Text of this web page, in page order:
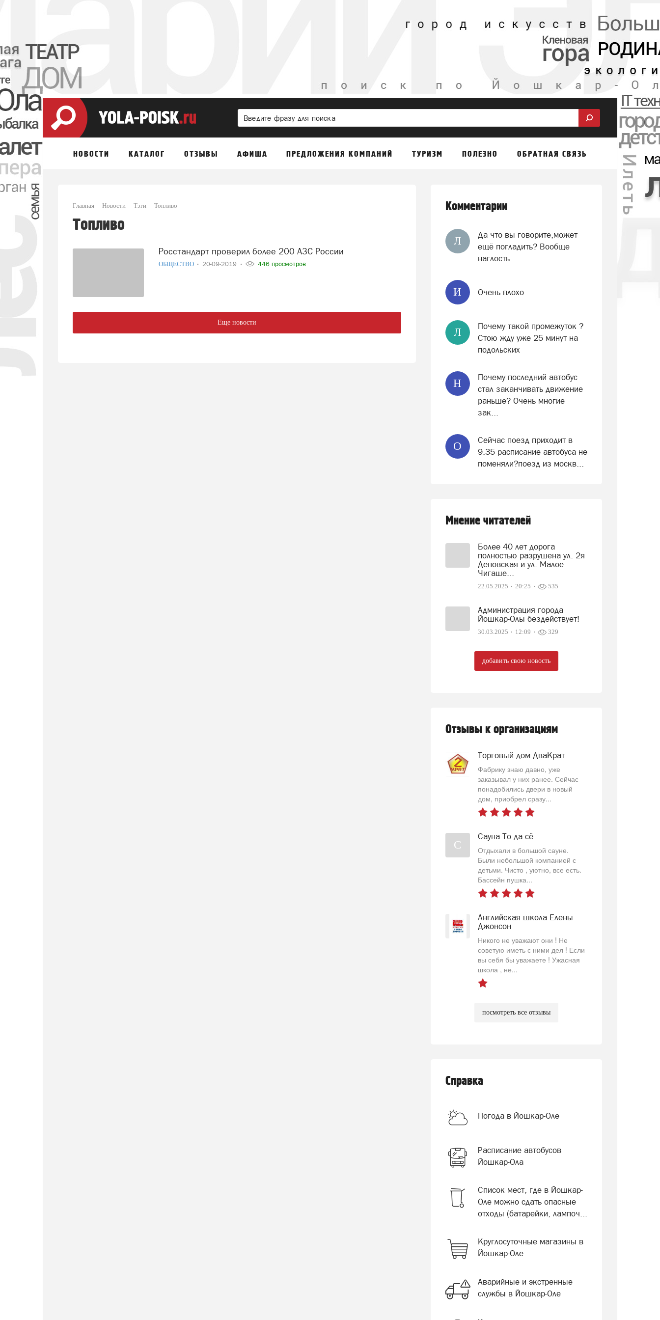
НОВОСТИ КАТАЛОГ ОТЗЫВЫ АФИША ПРЕДЛОЖЕНИЯ КОМПАНИЙ ТУРИЗМ ПОЛЕЗНО ОБРАТНАЯ СВЯЗЬ
Главная Новости Тэги Топливо
Топливо
Росстандарт проверил более 200 АЗС России
ОБЩЕСТВО 20-09-2019 446 просмотров
Еще новости
Комментарии
Л
Да что вы говорите,может
ещё погладить? Вообще
наглость.
И Очень плохо
Л
Почему такой промежуток ?
Стою жду уже 25 минут на
подольских
Н
Почему последний автобус
стал заканчивать движение
раньше? Очень многие
зак...
О
Сейчас поезд приходит в
9.35 расписание автобуса не
поменяли?поезд из москв...
Мнение читателей
Более 40 лет дорога
полностью разрушена ул. 2я
Деповская и ул. Малое
Чигаше...
22.05.2025 20:25 535
Администрация города
Йошкар-Олы бездействует!
30.03.2025 12:09 329
добавить свою новость
Отзывы к организациям
Торговый дом ДваКрат
Фабрику знаю давно, уже
заказывал у них ранее. Сейчас
понадобились двери в новый
дом, приобрел сразу...
С
Сауна То да сё
Отдыхали в большой сауне.
Были небольшой компанией с
детьми. Чисто , уютно, все есть.
Бассейн пушка...
Английская школа Елены
Джонсон
Никого не уважают они ! Не
советую иметь с ними дел ! Если
вы себя бы уважаете ! Ужасная
школа , не...
посмотреть все отзывы
Справка
Погода в Йошкар-Оле
Расписание автобусов
Йошкар-Ола
Список мест, где в Йошкар-
Оле можно сдать опасные
отходы (батарейки, лампоч...
Круглосуточные магазины в
Йошкар-Оле
Аварийные и экстренные
службы в Йошкар-Оле